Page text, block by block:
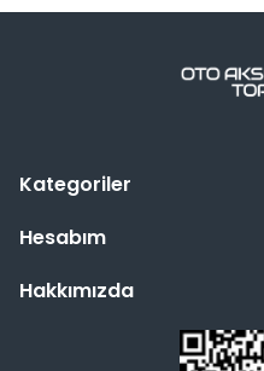
Kategoriler
Hesabım
Hakkımızda